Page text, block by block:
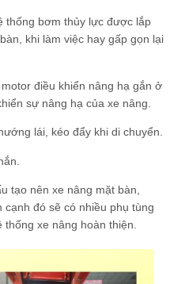
thống bơm thủy lực được lắp
khi làm việc hay gấp gọn lại
điều khiển nâng hạ gắn ở
sự nâng hạ của xe nâng.
lái, kéo đẩy khi di chuyển.
tạo nên xe nâng mặt bàn,
đó sẽ có nhiều phụ tùng
thống xe nâng hoàn thiện.